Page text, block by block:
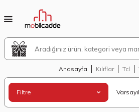
Anasayfa Kılıflar Tcl
Filtre